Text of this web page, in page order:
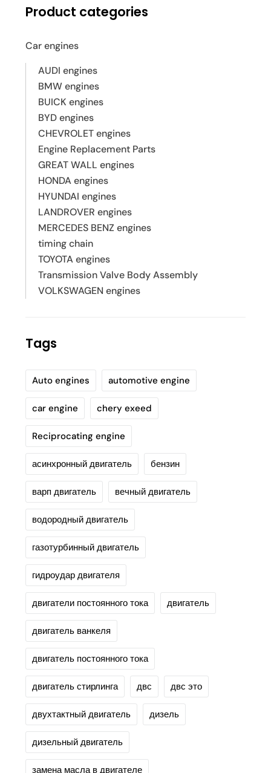
Product categories
Car engines
AUDI engines
BMW engines
BUICK engines
BYD engines
CHEVROLET engines
Engine Replacement Parts
GREAT WALL engines
HONDA engines
HYUNDAI engines
LANDROVER engines
MERCEDES BENZ engines
timing chain
TOYOTA engines
Transmission Valve Body Assembly
VOLKSWAGEN engines
Tags
Auto engines automotive engine
car engine chery exeed
Reciprocating engine
асинхронный двигатель бензин
варп двигатель вечный двигатель
водородный двигатель
газотурбинный двигатель
гидроудар двигателя
двигатели постоянного тока двигатель
двигатель ванкеля
двигатель постоянного тока
двигатель стирлинга двс двс это
двухтактный двигатель дизель
дизельный двигатель
замена масла в двигателе